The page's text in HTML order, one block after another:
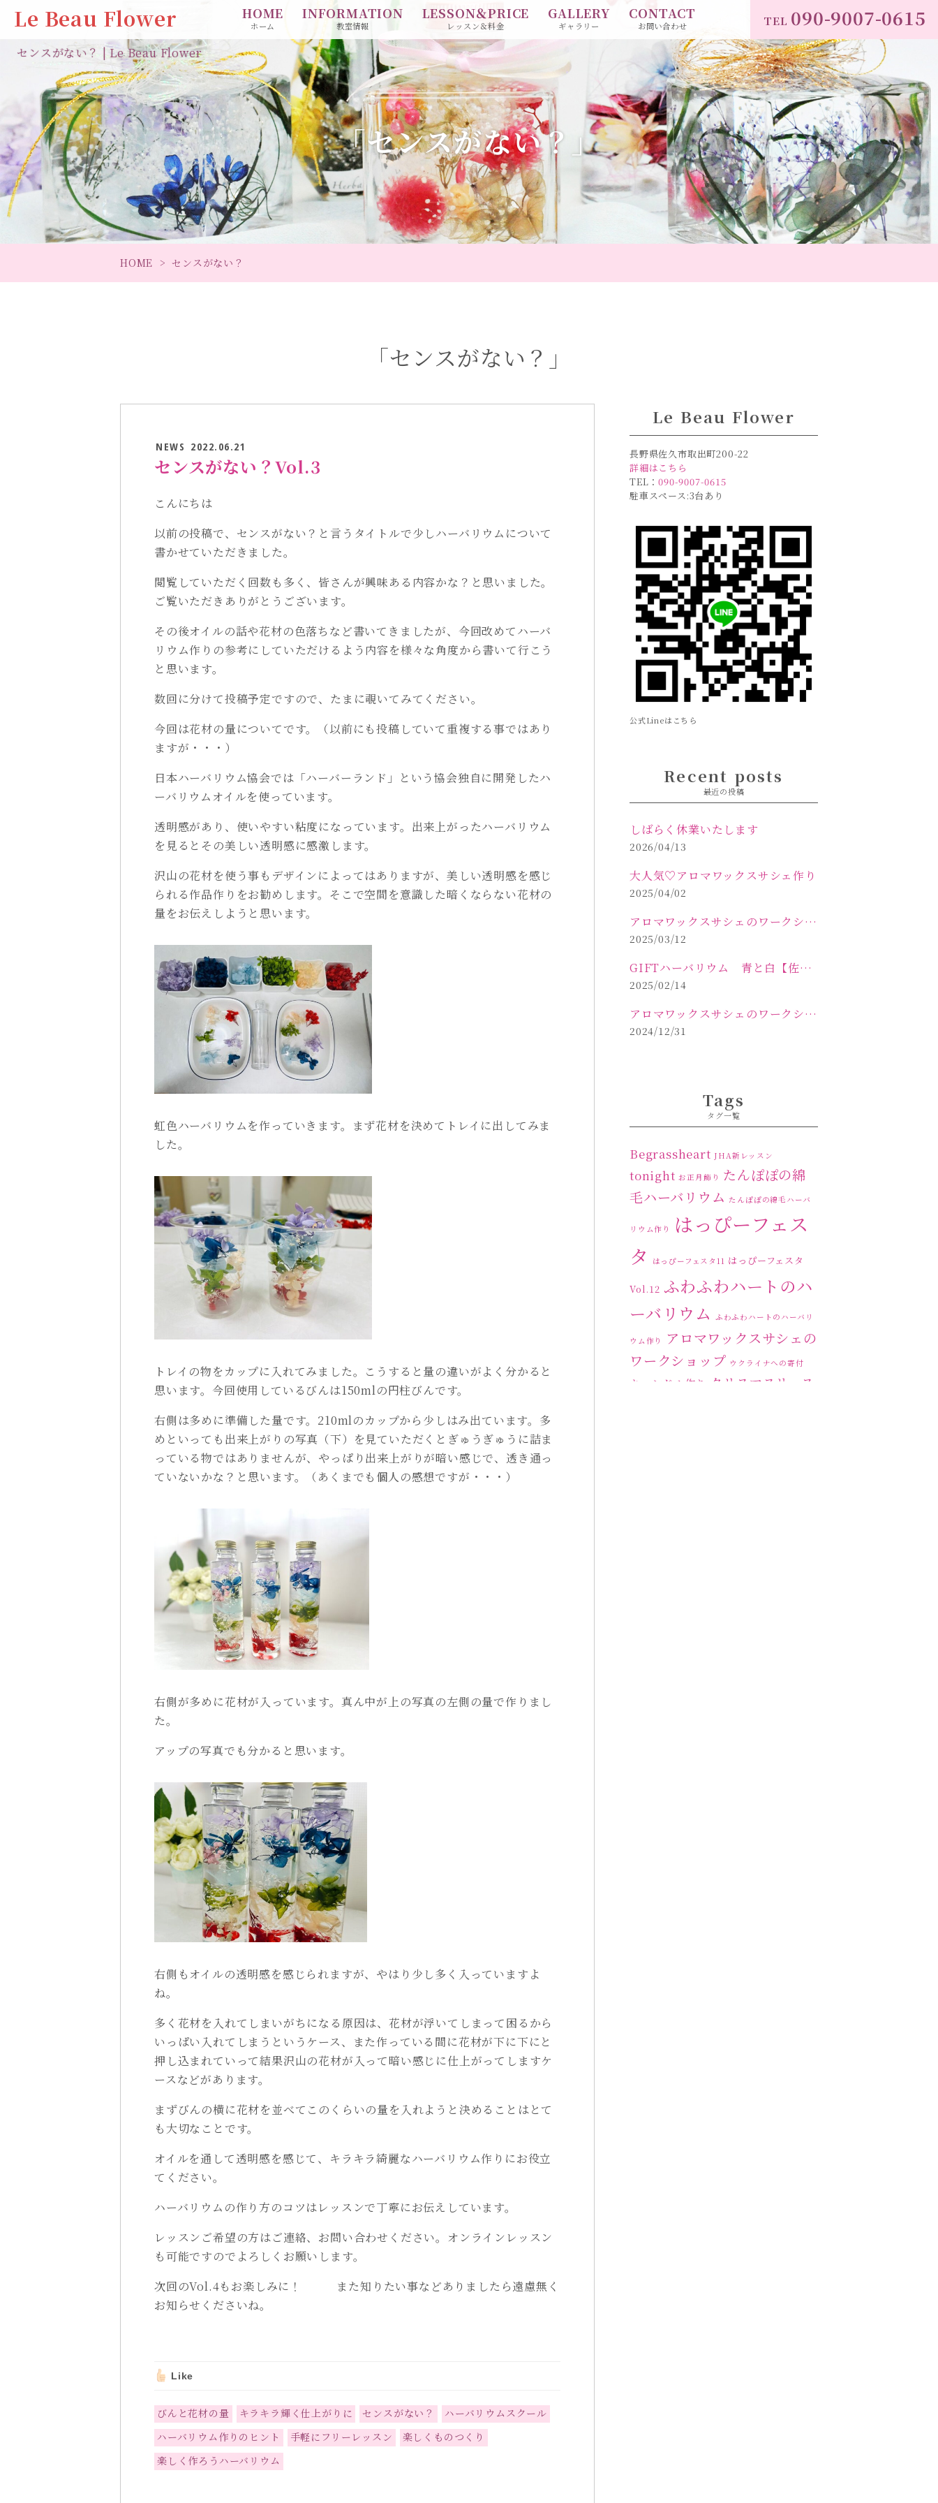
Le Beau Flower TEL 090-9007-0615
HOME
ホーム
INFORMATION
教室情報
LESSON＆PRICE
レッスン＆料金
GALLERY
ギャラリー
CONTACT
お問い合わせ
センスがない？ | Le Beau Flower
「センスがない？」
HOME センスがない？
「センスがない？」
NEWS 2022.06.21
センスがない？Vol.3
こんにちは
以前の投稿で、センスがない？と言うタイトルで少しハーバリウムについて
書かせていただきました。
閲覧していただく回数も多く、皆さんが興味ある内容かな？と思いました。
ご覧いただきありがとうございます。
その後オイルの話や花材の色落ちなど書いてきましたが、今回改めてハーバ
リウム作りの参考にしていただけるよう内容を様々な角度から書いて行こう
と思います。
数回に分けて投稿予定ですので、たまに覗いてみてください。
今回は花材の量についてです。（以前にも投稿していて重複する事ではあり
ますが・・・）
日本ハーバリウム協会では「ハーバーランド」という協会独自に開発したハ
ーバリウムオイルを使っています。
透明感があり、使いやすい粘度になっています。出来上がったハーバリウム
を見るとその美しい透明感に感激します。
沢山の花材を使う事もデザインによってはありますが、美しい透明感を感じ
られる作品作りをお勧めします。そこで空間を意識した暗くならない花材の
量をお伝えしようと思います。
虹色ハーバリウムを作っていきます。まず花材を決めてトレイに出してみま
した。
トレイの物をカップに入れてみました。こうすると量の違いがよく分かると
思います。今回使用しているびんは150mlの円柱びんです。
右側は多めに準備した量です。210mlのカップから少しはみ出ています。多
めといっても出来上がりの写真（下）を見ていただくとぎゅうぎゅうに詰ま
っている物ではありませんが、やっぱり出来上がりが暗い感じで、透き通っ
ていないかな？と思います。（あくまでも個人の感想ですが・・・）
右側が多めに花材が入っています。真ん中が上の写真の左側の量で作りまし
た。
アップの写真でも分かると思います。
右側もオイルの透明感を感じられますが、やはり少し多く入っていますよ
ね。
多く花材を入れてしまいがちになる原因は、花材が浮いてしまって困るから
いっぱい入れてしまうというケース、また作っている間に花材が下に下にと
押し込まれていって結果沢山の花材が入って暗い感じに仕上がってしますケ
ースなどがあります。
まずびんの横に花材を並べてこのくらいの量を入れようと決めることはとて
も大切なことです。
オイルを通して透明感を感じて、キラキラ綺麗なハーバリウム作りにお役立
てください。
ハーバリウムの作り方のコツはレッスンで丁寧にお伝えしています。
レッスンご希望の方はご連絡、お問い合わせください。オンラインレッスン
も可能ですのでよろしくお願いします。
次回のVol.4もお楽しみに！ また知りたい事などありましたら遠慮無く
お知らせくださいね。
Like
びんと花材の量 キラキラ輝く仕上がりに センスがない？
ハーバリウムスクール
ハーバリウム作りのヒント
手軽にフリーレッスン
楽しくものつくり
楽しく作ろうハーバリウム
Le Beau Flower
長野県佐久市取出町200-22
詳細はこちら
TEL：090-9007-0615
駐車スペース:3台あり
公式Lineはこちら
Recent posts
最近の投稿
しばらく休業いたします
2026/04/13
大人気♡アロマワックスサシェ作り
2025/04/02
アロマワックスサシェのワークショップinPOLA中込原店 VOL.2
2025/03/12
GIFTハーバリウム 青と白【佐久市 ハーバリウム ギフト】
2025/02/14
アロマワックスサシェのワークショップinPOLA中込原店ご報告【佐久市 キャンドル サシェ】
2024/12/31
Tags
タグ一覧
Begrassheart JHA新レッスン
tonight お正月飾り たんぽぽの綿
毛ハーバリウム たんぽぽの綿毛ハーバ
リウム作り
はっぴーフェス
タ
はっぴーフェスタ11 はっぴーフェスタ
Vol.12 ふわふわハートのハ
ーバリウム ふわふわハートのハーバリ
ウム作り
アロマワックスサシェの
ワークショップ ウクライナへの寄付
キャンドル作り クリスマスリース